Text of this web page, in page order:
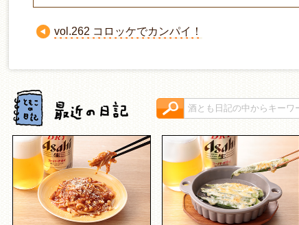
vol.262 コロッケでカンパイ！
検索キーワード入力